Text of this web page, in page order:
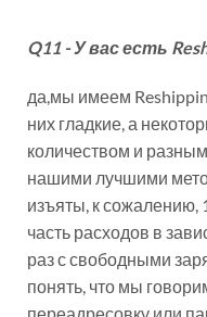
Q11 - У вас есть
да,мы имеем
них гладкие, а
количеством и
нашими лучшими
изъяты, к сожалению,
часть расходов в
раз с свободными
понять, что мы